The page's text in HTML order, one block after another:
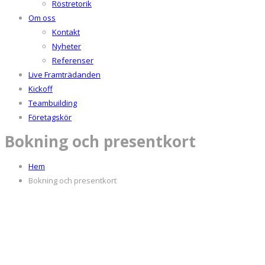
Röstretorik
Om oss
Kontakt
Nyheter
Referenser
Live Framträdanden
Kickoff
Teambuilding
Företagskör
Bokning och presentkort
Hem
Bokning och presentkort